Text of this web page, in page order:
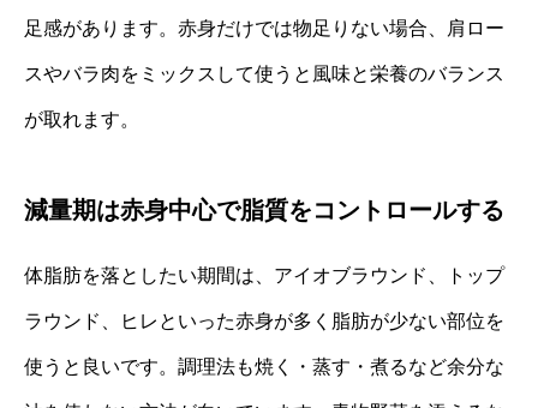
足感があります。赤身だけでは物足りない場合、肩ロー
スやバラ肉をミックスして使うと風味と栄養のバランス
が取れます。
減量期は赤身中心で脂質をコントロールする
体脂肪を落としたい期間は、アイオブラウンド、トップ
ラウンド、ヒレといった赤身が多く脂肪が少ない部位を
使うと良いです。調理法も焼く・蒸す・煮るなど余分な